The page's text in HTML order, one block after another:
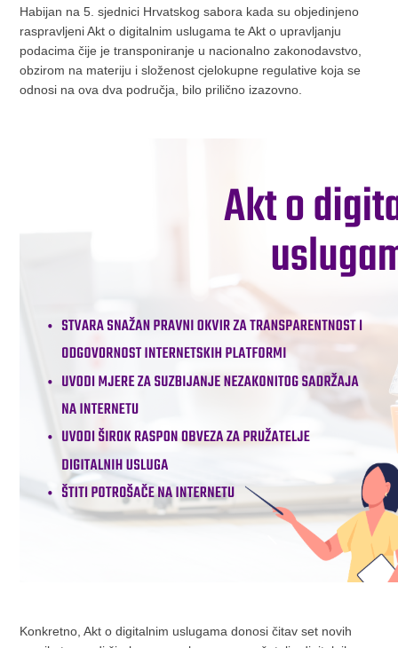
Habijan na 5. sjednici Hrvatskog sabora kada su objedinjeno
raspravljeni Akt o digitalnim uslugama te Akt o upravljanju
podacima čije je transponiranje u nacionalno zakonodavstvo,
obzirom na materiju i složenost cjelokupne regulative koja se
odnosi na ova dva područja, bilo prilično izazovno.
Konkretno, Akt o digitalnim uslugama donosi čitav set novih